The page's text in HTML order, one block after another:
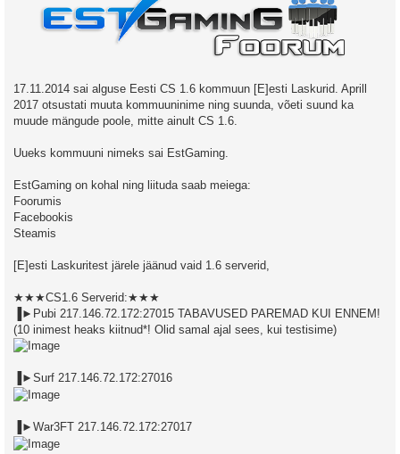
17.11.2014 sai alguse Eesti CS 1.6 kommuun [E]esti Laskurid. Aprill
2017 otsustati muuta kommuuninime ning suunda, võeti suund ka
muude mängude poole, mitte ainult CS 1.6.
Uueks kommuuni nimeks sai EstGaming.
EstGaming on kohal ning liituda saab meiega:
Foorumis
Facebookis
Steamis
[E]esti Laskuritest järele jäänud vaid 1.6 serverid,
★★★CS1.6 Serverid:★★★
▐►Pubi 217.146.72.172:27015 TABAVUSED PAREMAD KUI ENNEM!
(10 inimest heaks kiitnud*! Olid samal ajal sees, kui testisime)
▐►Surf 217.146.72.172:27016
▐►War3FT 217.146.72.172:27017